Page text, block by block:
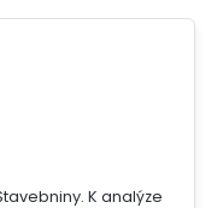
K analýze